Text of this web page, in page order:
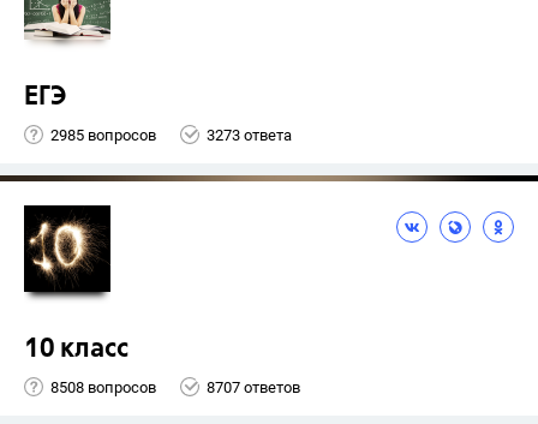
ЕГЭ
2985 вопросов 3273 ответа
10 класс
8508 вопросов 8707 ответов